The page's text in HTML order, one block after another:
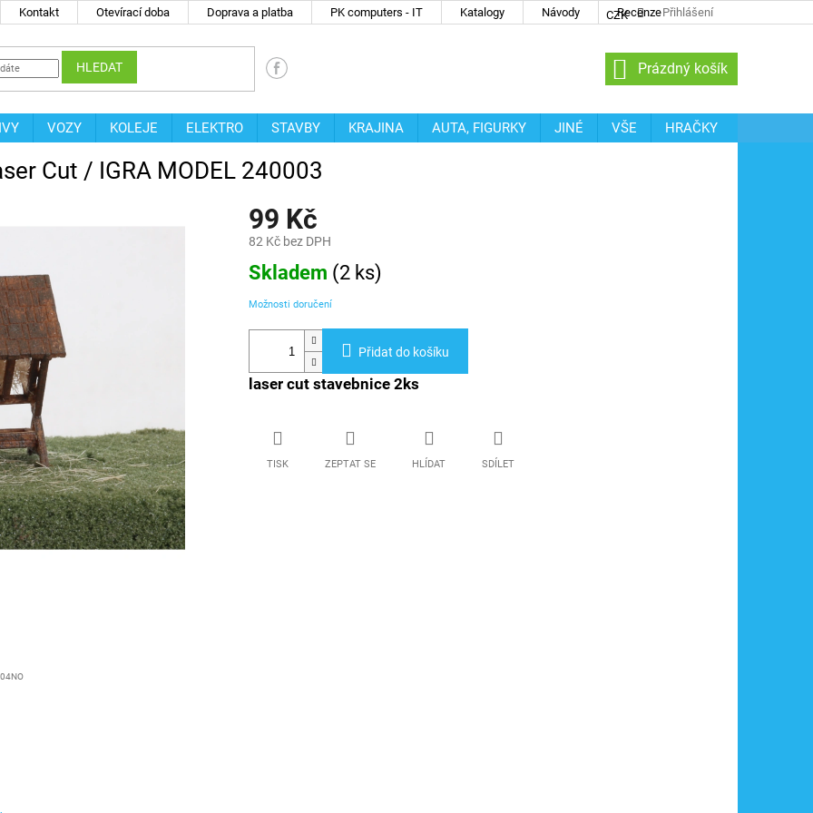
Kontakt Otevírací doba Doprava a platba PK computers - IT Katalogy Návody Recenze
CZK Přihlášení
HLEDAT
NÁKUPNÍ
KOŠÍK
Prázdný košík
VOZY KOLEJE ELEKTRO STAVBY KRAJINA AUTA, FIGURKY JINÉ VŠE
HRAČKY
Cut / IGRA MODEL 240003
99 Kč
82 Kč bez DPH
Měrná
cena:
Skladem (2 ks)
Možnosti doručení
Přidat do košíku
laser cut stavebnice 2ks
TISK ZEPTAT SE HLÍDAT SDÍLET